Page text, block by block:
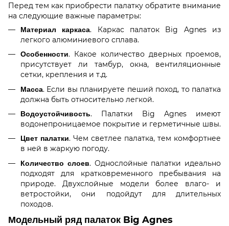
Перед тем как приобрести палатку обратите внимание
на следующие важные параметры:
Материал каркаса. Каркас палаток Big Agnes из
легкого алюминиевого сплава.
Особенности. Какое количество дверных проемов,
присутствует ли тамбур, окна, вентиляционные
сетки, крепления и т.д.
Масса. Если вы планируете пеший поход, то палатка
должна быть относительно легкой.
Водоустойчивость. Палатки Big Agnes имеют
водонепроницаемое покрытие и герметичные швы.
Цвет палатки. Чем светлее палатка, тем комфортнее
в ней в жаркую погоду.
Количество слоев. Однослойные палатки идеально
подходят для кратковременного пребывания на
природе. Двухслойные модели более влаго- и
ветростойки, они подойдут для длительных
походов.
Модельный ряд палаток Big Agnes